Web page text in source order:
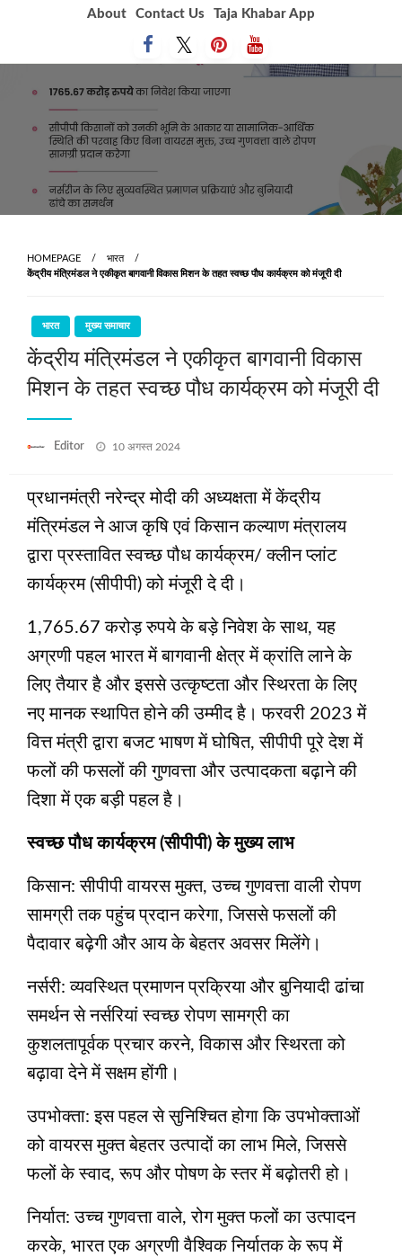
About Contact Us Taja Khabar App
HOMEPAGE
भारत
केंद्रीय मंत्रिमंडल ने एकीकृत बागवानी विकास मिशन के तहत स्वच्छ पौध कार्यक्रम को मंजूरी दी
भारत मुख्य समाचार
केंद्रीय मंत्रिमंडल ने एकीकृत बागवानी विकास
मिशन के तहत स्वच्छ पौध कार्यक्रम को मंजूरी दी
Editor
Posted
10 अगस्त 2024
प्रधानमंत्री नरेन्द्र मोदी की अध्यक्षता में केंद्रीय
मंत्रिमंडल ने आज कृषि एवं किसान कल्याण मंत्रालय
द्वारा प्रस्तावित स्वच्छ पौध कार्यक्रम/ क्लीन प्लांट
कार्यक्रम (सीपीपी) को मंजूरी दे दी।
1,765.67 करोड़ रुपये के बड़े निवेश के साथ, यह
अग्रणी पहल भारत में बागवानी क्षेत्र में क्रांति लाने के
लिए तैयार है और इससे उत्कृष्टता और स्थिरता के लिए
नए मानक स्थापित होने की उम्मीद है। फरवरी 2023 में
वित्त मंत्री द्वारा बजट भाषण में घोषित, सीपीपी पूरे देश में
फलों की फसलों की गुणवत्ता और उत्पादकता बढ़ाने की
दिशा में एक बड़ी पहल है।
स्वच्छ पौध कार्यक्रम (सीपीपी) के मुख्य लाभ
किसान: सीपीपी वायरस मुक्त, उच्च गुणवत्ता वाली रोपण
सामग्री तक पहुंच प्रदान करेगा, जिससे फसलों की
पैदावार बढ़ेगी और आय के बेहतर अवसर मिलेंगे।
नर्सरी: व्यवस्थित प्रमाणन प्रक्रिया और बुनियादी ढांचा
समर्थन से नर्सरियां स्वच्छ रोपण सामग्री का
कुशलतापूर्वक प्रचार करने, विकास और स्थिरता को
बढ़ावा देने में सक्षम होंगी।
उपभोक्ता: इस पहल से सुनिश्चित होगा कि उपभोक्ताओं
को वायरस मुक्त बेहतर उत्पादों का लाभ मिले, जिससे
फलों के स्वाद, रूप और पोषण के स्तर में बढ़ोतरी हो।
निर्यात: उच्च गुणवत्ता वाले, रोग मुक्त फलों का उत्पादन
करके, भारत एक अग्रणी वैश्विक निर्यातक के रूप में